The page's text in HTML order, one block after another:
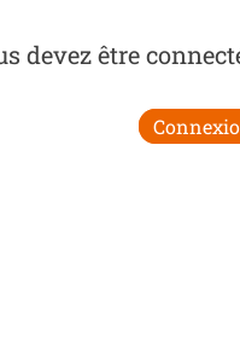
devez être